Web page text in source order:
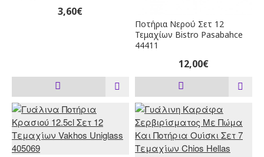
3,60€
Ποτήρια Νερού Σετ 12
Τεμαχίων Bistro Pasabahce
44411
12,00€